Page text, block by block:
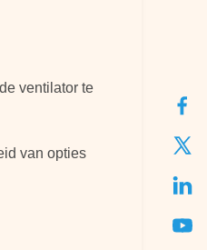
ventilator te
van opties